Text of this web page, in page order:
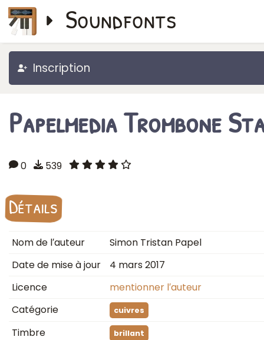
Soundfonts
Inscription
Papelmedia Trombone
0 539
Détails
Nom de l′auteur
Simon Tristan Papel
Date de mise à jour
4 mars 2017
Licence
mentionner l′auteur
Catégorie
cuivres
Timbre brillant